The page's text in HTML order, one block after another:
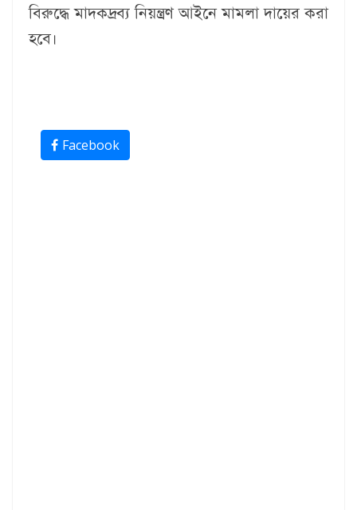
বিরুদ্ধে মাদকদ্রব্য নিয়ন্ত্রণ আইনে মামলা দায়ের করা
হবে।
Facebook